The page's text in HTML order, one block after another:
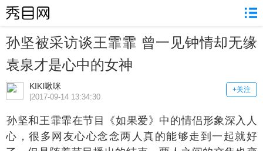
孙坚被采访谈王霏霏 曾一见钟情却无缘
袁泉才是心中的女神
KIKI啾咪 +关注
|2017-09-14 13:34:30
和王霏霏在节目《如果爱》中的情侣形象深入人
心，很多网友心心念念两人真的能够走到一起就好